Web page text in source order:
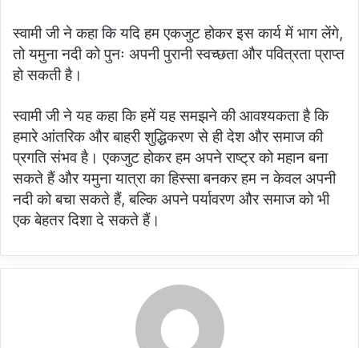
स्वामी जी ने कहा कि यदि हम एकजुट होकर इस कार्य में भाग लेंगे,
तो यमुना नदी को पुनः अपनी पुरानी स्वच्छता और पवित्रता प्राप्त
हो सकती है।
स्वामी जी ने यह कहा कि हमें यह समझने की आवश्यकता है कि
हमारे आंतरिक और बाहरी शुद्धिकरण से ही देश और समाज की
प्रगति संभव है। एकजुट होकर हम अपने राष्ट्र को महान बना
सकते हैं और यमुना यात्रा का हिस्सा बनकर हम न केवल अपनी
नदी को बचा सकते हैं, बल्कि अपने पर्यावरण और समाज को भी
एक बेहतर दिशा दे सकते हैं।